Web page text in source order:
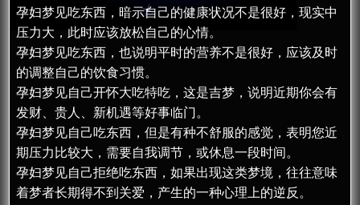
孕妇梦见吃东西，暗示自己的健康状况不是很好，现实中
压力大，此时应该放松自己的心情。
孕妇梦见吃东西，也说明平时的营养不是很好，应该及时
的调整自己的饮食习惯。
孕妇梦见自己开怀大吃特吃，这是吉梦，说明近期你会有
发财、贵人、新机遇等好事临门。
孕妇梦见自己吃东西，但是有种不舒服的感觉，表明您近
期压力比较大，需要自我调节，或休息一段时间。
孕妇梦见自己拒绝吃东西，如果出现这类梦境，往往意味
着梦者长期得不到关爱，产生的一种心理上的逆反。